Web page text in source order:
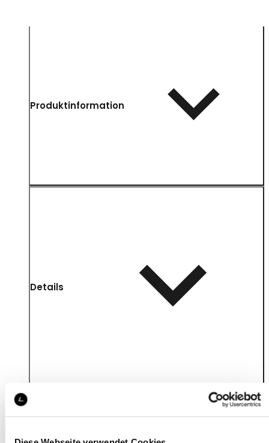
Produktinformation
Details